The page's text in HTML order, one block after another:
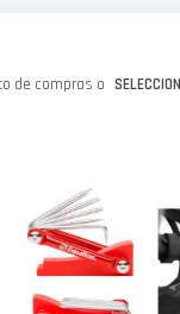
de compras o